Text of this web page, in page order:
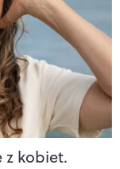
z kobiet.